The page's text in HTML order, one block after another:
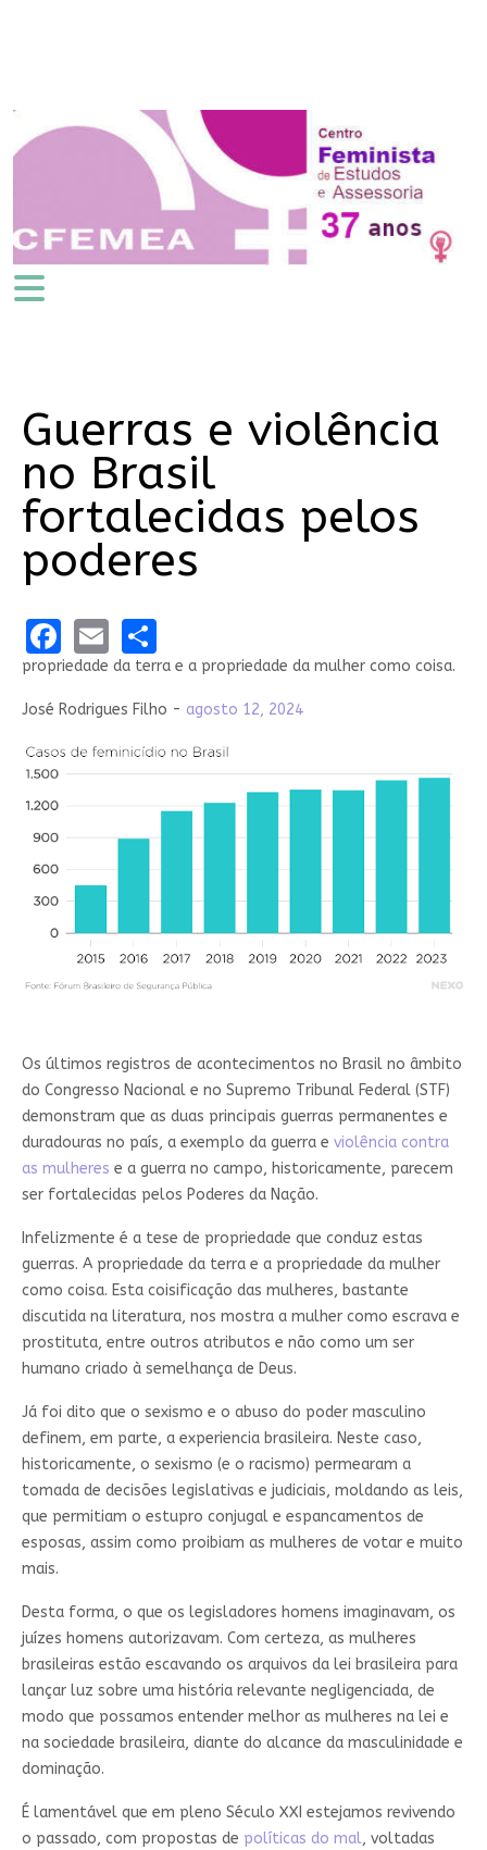
Guerras e violência
no Brasil
fortalecidas pelos
poderes
Facebook
EmailShare
propriedade da terra e a propriedade da mulher como coisa.
José Rodrigues Filho - agosto 12, 2024
Os últimos registros de acontecimentos no Brasil no âmbito
do Congresso Nacional e no Supremo Tribunal Federal (STF)
demonstram que as duas principais guerras permanentes e
duradouras no país, a exemplo da guerra e violência contra
as mulheres e a guerra no campo, historicamente, parecem
ser fortalecidas pelos Poderes da Nação.
Infelizmente é a tese de propriedade que conduz estas
guerras. A propriedade da terra e a propriedade da mulher
como coisa. Esta coisificação das mulheres, bastante
discutida na literatura, nos mostra a mulher como escrava e
prostituta, entre outros atributos e não como um ser
humano criado à semelhança de Deus.
Já foi dito que o sexismo e o abuso do poder masculino
definem, em parte, a experiencia brasileira. Neste caso,
historicamente, o sexismo (e o racismo) permearam a
tomada de decisões legislativas e judiciais, moldando as leis,
que permitiam o estupro conjugal e espancamentos de
esposas, assim como proibiam as mulheres de votar e muito
mais.
Desta forma, o que os legisladores homens imaginavam, os
juízes homens autorizavam. Com certeza, as mulheres
brasileiras estão escavando os arquivos da lei brasileira para
lançar luz sobre uma história relevante negligenciada, de
modo que possamos entender melhor as mulheres na lei e
na sociedade brasileira, diante do alcance da masculinidade e
dominação.
É lamentável que em pleno Século XXI estejamos revivendo
o passado, com propostas de políticas do mal, voltadas